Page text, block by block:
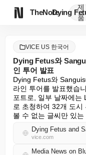
TheNote
제
품
VICE US 한국어
Dying Fetus와
인 투어 발표
Dying Fetus와
라인 투어를 발표했습
포트로, 일부 날짜에는
로 초청하여 32개 도
볼 수 없는 글씨만 있
vice.com
Media News on